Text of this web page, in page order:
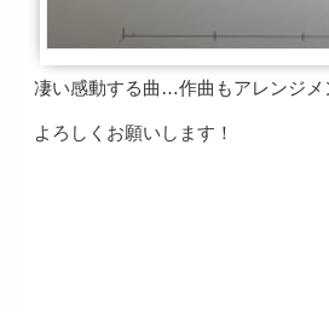
凄い感動する曲…作曲もアレンジメ
よろしくお願いします！